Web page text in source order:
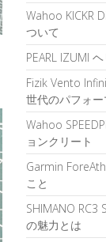
Wahoo KICKR
ついて
PEARL IZUMI
Fizik Vento
世代のパフォ
Wahoo
ョンクリート
Garmin
こと
SHIMANO RC3
の魅力とは